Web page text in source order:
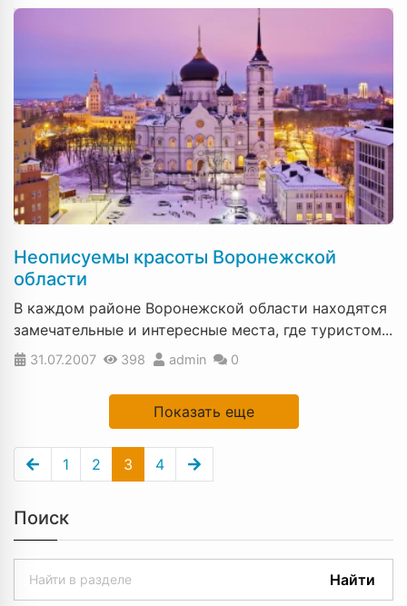
Неописуемы красоты Воронежской
области
В каждом районе Воронежской области находятся
замечательные и интересные места, где туристом...
31.07.2007 398 admin 0
Показать еще
1 2 3 4
Поиск
Найти